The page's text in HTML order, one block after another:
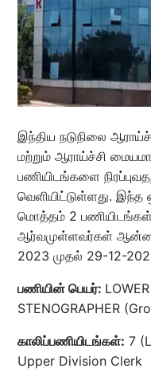
இந்திய நடுநிலை
மற்றும் ஆராய்ச்சி
பணியிடங்களை
வெளியிட்டுள்ளது. இந்த
மொத்தம் 2
ஆர்வமுள்ளவர்கள்
2023 முதல் 29-12-
பணியின் பெயர்:
STENOGRAPHER
காலிப்பணியிடங்கள்: 7
Upper Division Clerk